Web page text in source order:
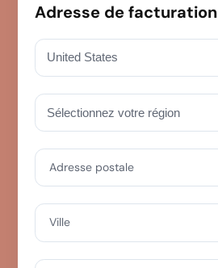
Adresse de facturation
Adresse postale
Ville